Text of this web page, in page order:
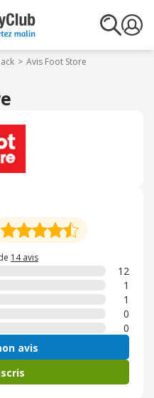
Avis Foot Store
14 avis
12
1
1
0
0
avis